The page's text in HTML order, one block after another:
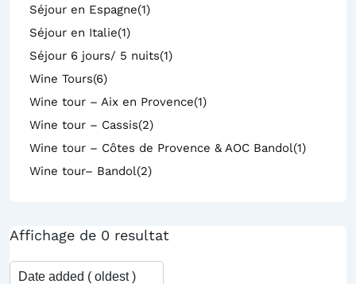
Séjour en Espagne(1)
Séjour en Italie(1)
Séjour 6 jours/ 5 nuits(1)
Wine Tours(6)
Wine tour – Aix en Provence(1)
Wine tour – Cassis(2)
Wine tour – Côtes de Provence & AOC Bandol(1)
Wine tour– Bandol(2)
Affichage de 0 resultat